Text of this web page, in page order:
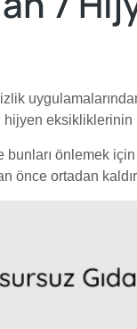
bunları
ortadan